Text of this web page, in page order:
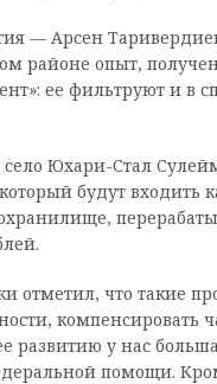
— Арсен
районе опыт,
ее фильтруют и
Юхари-Стал
будут
отметил, что такие
развитию у нас
помощи.